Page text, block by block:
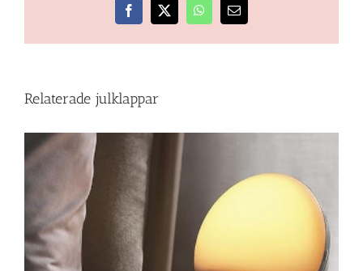
Facebook
X WhatsApp
E-
post
Relaterade julklappar